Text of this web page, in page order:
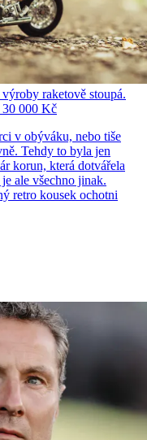
raketově stoupá.
30 000 Kč
v obýváku, nebo tiše
Tehdy to byla jen
korun, která dotvářela
ale všechno jinak.
retro kousek ochotni